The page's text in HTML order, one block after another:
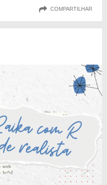
COMPARTILHAR